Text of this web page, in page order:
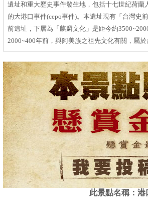
遺址和重大歷史事件發生地，包括十七世紀荷
的大港口事件(cepo事件)。本遺址現有「台灣史
前遺址，下層為「麒麟文化」是距今約
2000~400年前，與阿美族之祖先文化有關，屬於
此景點名稱：